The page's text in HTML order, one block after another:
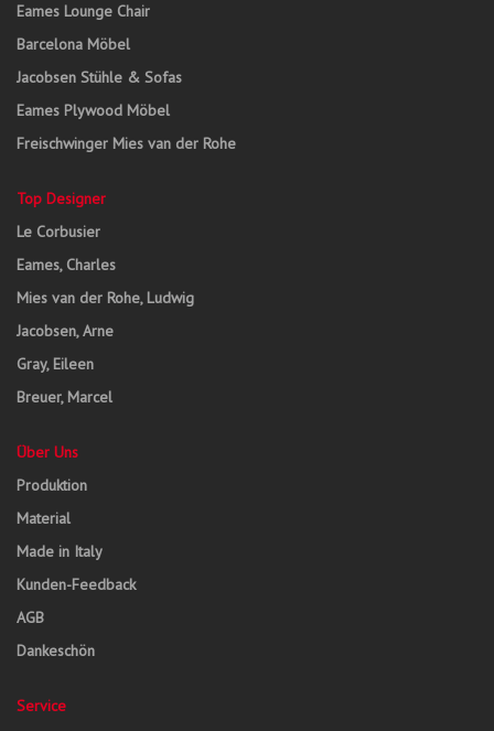
Eames Lounge Chair
Barcelona Möbel
Jacobsen Stühle & Sofas
Eames Plywood Möbel
Freischwinger Mies van der Rohe
Top Designer
Le Corbusier
Eames, Charles
Mies van der Rohe, Ludwig
Jacobsen, Arne
Gray, Eileen
Breuer, Marcel
Über Uns
Produktion
Material
Made in Italy
Kunden-Feedback
AGB
Dankeschön
Service